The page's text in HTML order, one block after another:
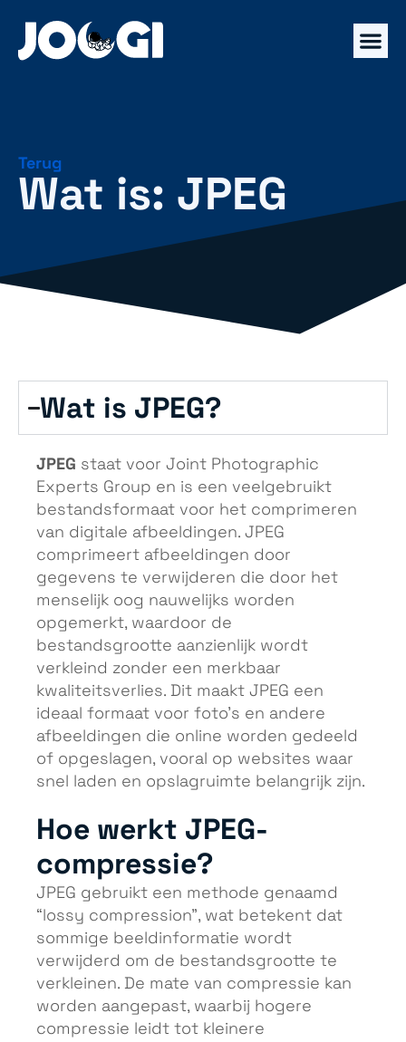
Terug
Wat is: JPEG
Wat is JPEG?
JPEG staat voor Joint Photographic
Experts Group en is een veelgebruikt
bestandsformaat voor het comprimeren
van digitale afbeeldingen. JPEG
comprimeert afbeeldingen door
gegevens te verwijderen die door het
menselijk oog nauwelijks worden
opgemerkt, waardoor de
bestandsgrootte aanzienlijk wordt
verkleind zonder een merkbaar
kwaliteitsverlies. Dit maakt JPEG een
ideaal formaat voor foto’s en andere
afbeeldingen die online worden gedeeld
of opgeslagen, vooral op websites waar
snel laden en opslagruimte belangrijk zijn.
Hoe werkt JPEG-
compressie?
JPEG gebruikt een methode genaamd
“lossy compression”, wat betekent dat
sommige beeldinformatie wordt
verwijderd om de bestandsgrootte te
verkleinen. De mate van compressie kan
worden aangepast, waarbij hogere
compressie leidt tot kleinere